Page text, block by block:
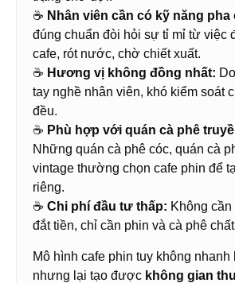
☕ Nhân viên cần có kỹ năng pha
đúng chuẩn đòi hỏi sự tỉ mỉ từ việc
cafe, rót nước, chờ chiết xuất.
☕ Hương vị không đồng nhất:
tay nghề nhân viên, khó kiểm soát
đều.
☕ Phù hợp với quán cà phê
Những quán cà phê cóc, quán cà
vintage thường chọn cafe phin để
riêng.
☕ Chi phí đầu tư thấp: Không
đắt tiền, chỉ cần phin và cà phê
Mô hình cafe phin tuy không nhanh
nhưng lại tạo được không gian